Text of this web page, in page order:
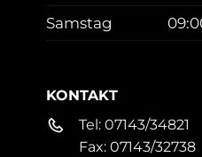
Samstag
KONTAKT
Tel:07143/34821
Fax:07143/32738